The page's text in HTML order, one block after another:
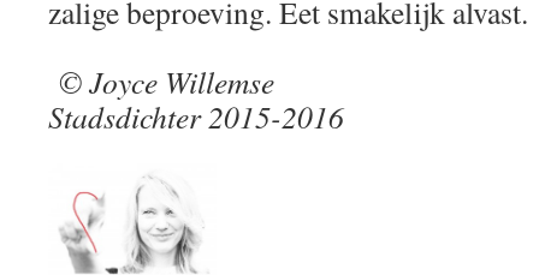
zalige beproeving. Eet smakelijk alvast.
© Joyce Willemse
Stadsdichter 2015-2016